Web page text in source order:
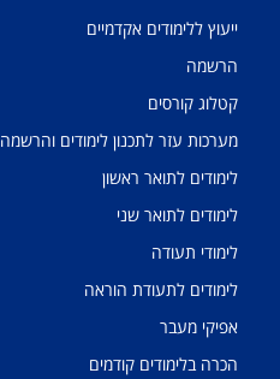
ייעוץ ללימודים אקדמיים
הרשמה
קטלוג קורסים
מערכות עזר לתכנון לימודים והרשמה
לימודים לתואר ראשון
לימודים לתואר שני
לימודי תעודה
לימודים לתעודת הוראה
אפיקי מעבר
הכרה בלימודים קודמים